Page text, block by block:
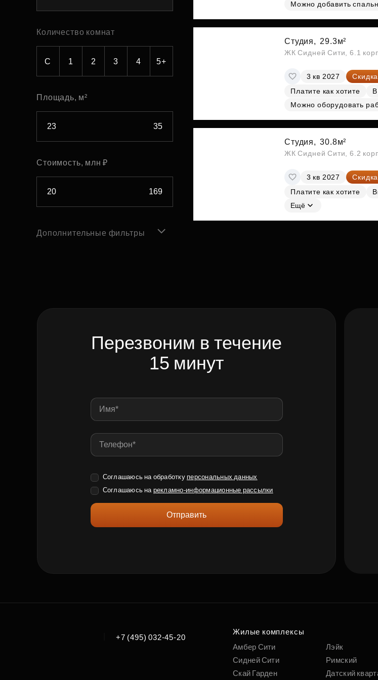
Рефинансирование
Субсидии
Количество комнат
С 1 2 3 4 5+
Площадь, м²
Стоимость, млн ₽
Дополнительные фильтры
Можно добавить
Студия, 29.3м²
ЖК Сидней Сити, 6.1
3 кв 2027 Скидка
Платите как хотите
Можно оборудовать
Студия, 30.8м²
ЖК Сидней Сити, 6.2
3 кв 2027 Скидка
Платите как хотите
Ещё
Перезвоним в течение
15 минут
Соглашаюсь на обработку персональных данных
Соглашаюсь на рекламно-информационные рассылки
Отправить
+7 (495) 032-45-20
Жилые комплексы
Амбер Сити
Сидней Сити
Скай Гарден
Лэйк
Римский
Датский